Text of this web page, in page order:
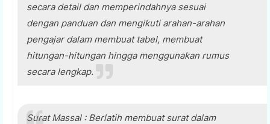
secara detail dan memperindahnya sesuai
dengan panduan dan mengikuti arahan-arahan
pengajar dalam membuat tabel, membuat
hitungan-hitungan hingga menggunakan rumus
secara lengkap.
Surat Massal : Berlatih membuat surat dalam